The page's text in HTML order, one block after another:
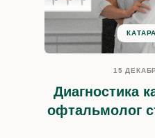
15
Диагностика
офтальмолог